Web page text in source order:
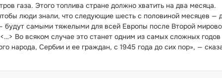
газа. Этого топлива стране должно хватить на два месяца.
люди знали, что следующие шесть с половиной месяцев —
будут самыми тяжелыми для всей Европы после Второй
Во всяком случае это станет одним из самых сложных годов
народа, Сербии и ее граждан, с 1945 года до сих пор», —